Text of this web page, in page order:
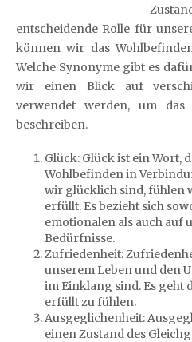
entscheidende Rolle für
können wir das
Welche Synonyme gibt es
wir einen Blick auf
verwendet werden, um das
beschreiben.
Glück: Glück ist ein Wort,
Wohlbefinden in
wir glücklich sind, fühlen
erfüllt. Es bezieht sich
emotionalen als auch auf
Bedürfnisse.
Zufriedenheit:
unserem Leben und den
im Einklang sind. Es geht
erfüllt zu fühlen.
Ausgeglichenheit:
einen Zustand des